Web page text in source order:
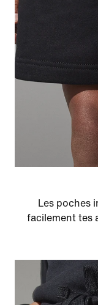
Les poches
facilement tes